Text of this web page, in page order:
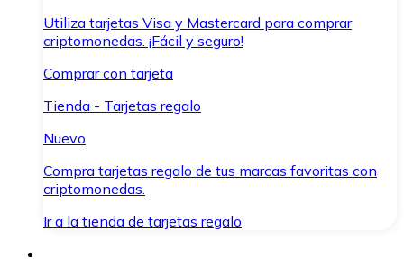
Utiliza tarjetas Visa y Mastercard para comprar
criptomonedas. ¡Fácil y seguro!
Comprar con tarjeta
Tienda - Tarjetas regalo
Nuevo
Compra tarjetas regalo de tus marcas favoritas con
criptomonedas.
Ir a la tienda de tarjetas regalo